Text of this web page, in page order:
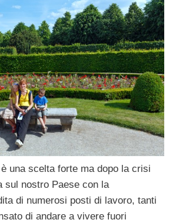
una scelta forte ma dopo la crisi
sul nostro Paese con la
di numerosi posti di lavoro, tanti
di andare a vivere fuori